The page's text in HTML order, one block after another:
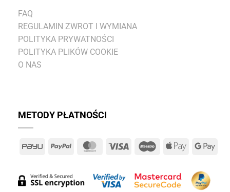
FAQ
REGULAMIN ZWROT I WYMIANA
POLITYKA PRYWATNOŚCI
POLITYKA PLIKÓW COOKIE
O NAS
METODY PŁATNOŚCI
PayU PayPal MasterCard
Visa MaestroApple